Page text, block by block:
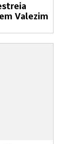
Valezim